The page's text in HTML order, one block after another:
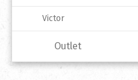
Victor
Outlet